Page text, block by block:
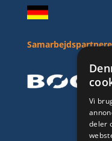
Vi
deler